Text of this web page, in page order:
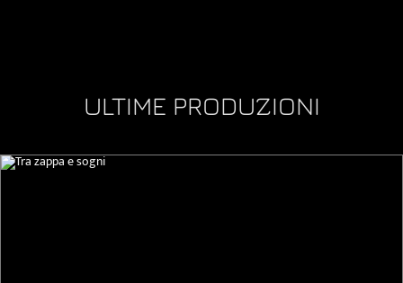
ULTIME PRODUZIONI